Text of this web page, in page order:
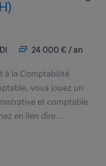
24 000 € / an
à la Comptabilité
vous jouez un
et comptable
en lien dire...